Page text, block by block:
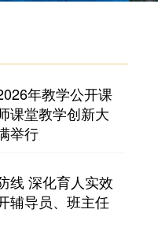
年教学公开课
课堂教学创新大
举行
线 深化育人实效
辅导员、班主任